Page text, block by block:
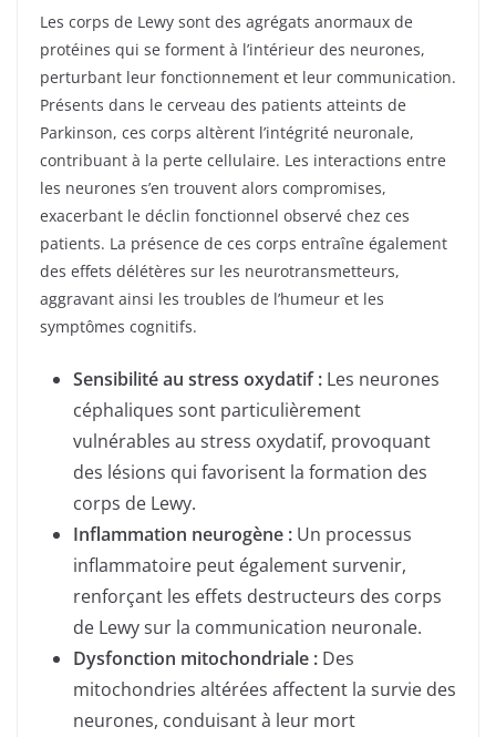
Les corps de Lewy sont des agrégats anormaux de
protéines qui se forment à l’intérieur des neurones,
perturbant leur fonctionnement et leur communication.
Présents dans le cerveau des patients atteints de
Parkinson, ces corps altèrent l’intégrité neuronale,
contribuant à la perte cellulaire. Les interactions entre
les neurones s’en trouvent alors compromises,
exacerbant le déclin fonctionnel observé chez ces
patients. La présence de ces corps entraîne également
des effets délétères sur les neurotransmetteurs,
aggravant ainsi les troubles de l’humeur et les
symptômes cognitifs.
Sensibilité au stress oxydatif : Les neurones
céphaliques sont particulièrement
vulnérables au stress oxydatif, provoquant
des lésions qui favorisent la formation des
corps de Lewy.
Inflammation neurogène : Un processus
inflammatoire peut également survenir,
renforçant les effets destructeurs des corps
de Lewy sur la communication neuronale.
Dysfonction mitochondriale : Des
mitochondries altérées affectent la survie des
neurones, conduisant à leur mort